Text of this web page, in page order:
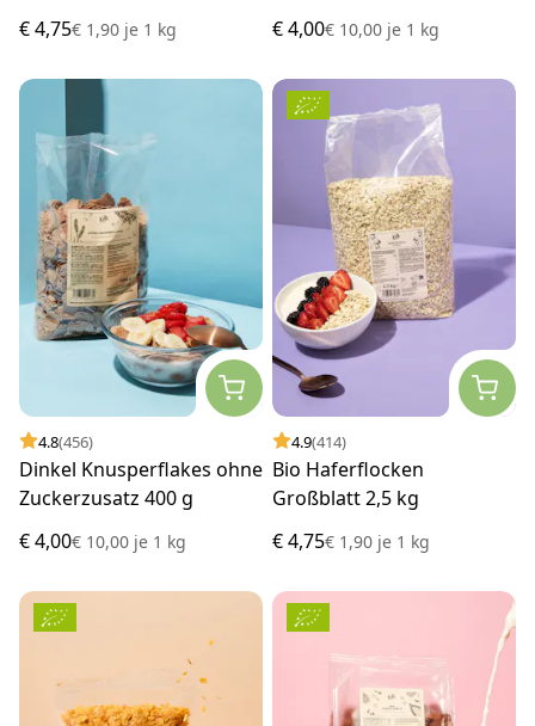
€ 4,75€ 1,90 je 1 kg € 4,00€ 10,00 je 1 kg
4.8(456)
Dinkel Knusperflakes ohne
Zuckerzusatz 400 g
€ 4,00€ 10,00 je 1 kg
4.9(414)
Bio Haferflocken
Großblatt 2,5 kg
€ 4,75€ 1,90 je 1 kg